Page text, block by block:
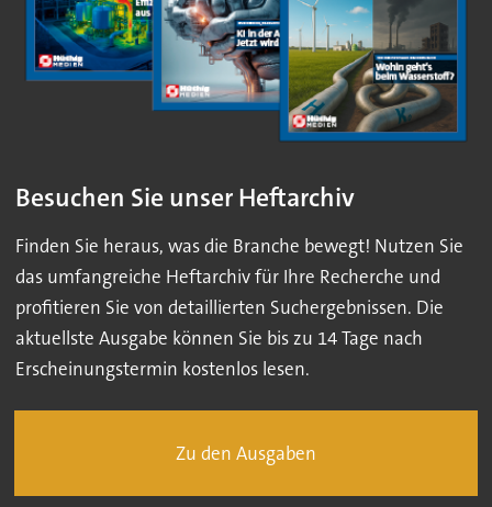
Besuchen Sie unser Heftarchiv
Finden Sie heraus, was die Branche bewegt! Nutzen Sie
das umfangreiche Heftarchiv für Ihre Recherche und
profitieren Sie von detaillierten Suchergebnissen. Die
aktuellste Ausgabe können Sie bis zu 14 Tage nach
Erscheinungstermin kostenlos lesen.
Zu den Ausgaben